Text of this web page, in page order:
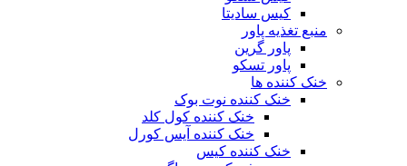
کیس سادیتا
منبع تغذیه‌ پاور
پاور گرین
پاور تسکو
خنک کننده ها
خنک کننده نوت بوک
خنک کننده کول کلد
خنک کننده آیس کورل
خنک کننده کیس